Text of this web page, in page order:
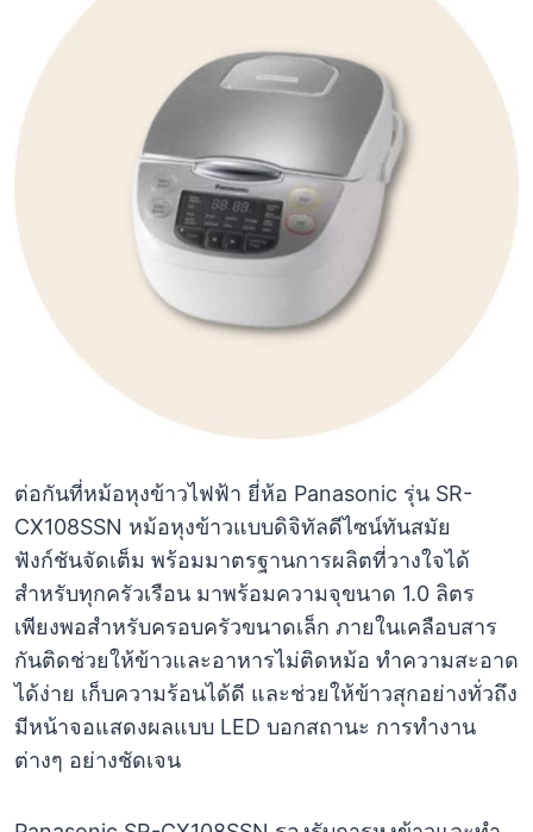
ต่อกันที่หม้อหุงข้าวไฟฟ้า ยี่ห้อ Panasonic รุ่น SR-
CX108SSN หม้อหุงข้าวแบบดิจิทัลดีไซน์ทันสมัย
ฟังก์ชันจัดเต็ม พร้อมมาตรฐานการผลิตที่วางใจได้
สำหรับทุกครัวเรือน มาพร้อมความจุขนาด 1.0 ลิตร
เพียงพอสำหรับครอบครัวขนาดเล็ก ภายในเคลือบสาร
กันติดช่วยให้ข้าวและอาหารไม่ติดหม้อ ทำความสะอาด
ได้ง่าย เก็บความร้อนได้ดี และช่วยให้ข้าวสุกอย่างทั่วถึง
มีหน้าจอแสดงผลแบบ LED บอกสถานะ การทำงาน
ต่างๆ อย่างชัดเจน